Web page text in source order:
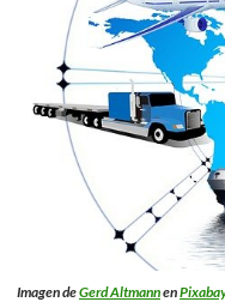
Imagen deGerd Altmannen